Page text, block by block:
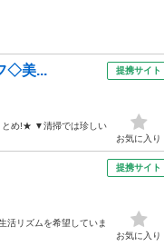
◇美...
とめ!★ ▼清掃では珍しい
提携サイト
お気に入り
活リズムを希望していま
提携サイト
お気に入り